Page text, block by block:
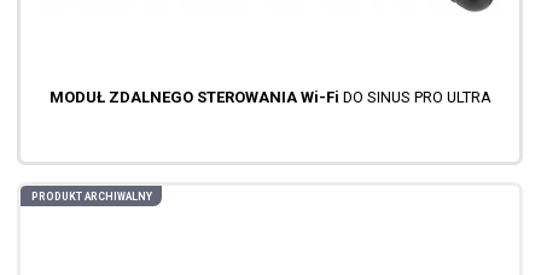
MODUŁ ZDALNEGO STEROWANIA Wi-Fi DO SINUS PRO ULTRA
PRODUKT ARCHIWALNY